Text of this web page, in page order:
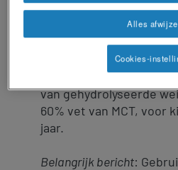
energierijk (1,5kcal/ml)
van het totale vet).
Voeding voor medisch
volledige voeding,
van gehydrolyseerde
60% vet van MCT, voor
jaar.
Belangrijk bericht:
Alles
Cookies-